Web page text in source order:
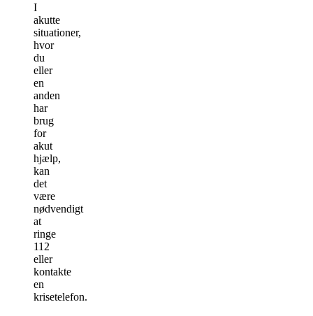
I
akutte
situationer,
hvor
du
eller
en
anden
har
brug
for
akut
hjælp,
kan
det
være
nødvendigt
at
ringe
112
eller
kontakte
en
krisetelefon.